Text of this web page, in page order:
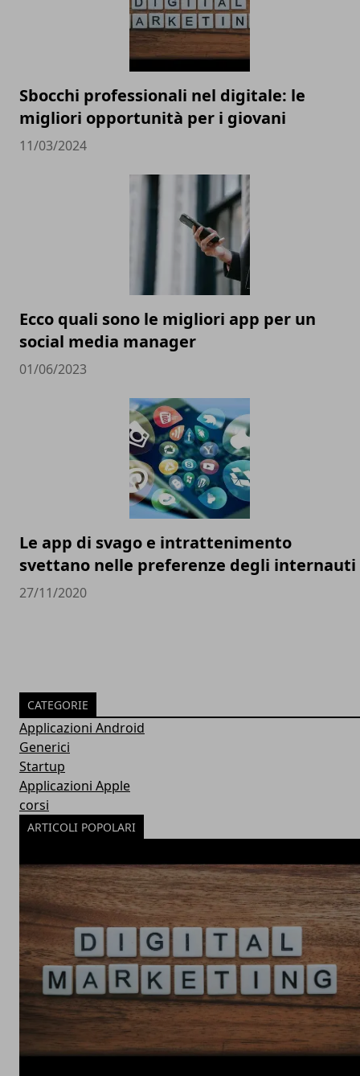
Sbocchi professionali nel digitale: le
migliori opportunità per i giovani
11/03/2024
Ecco quali sono le migliori app per un
social media manager
01/06/2023
Le app di svago e intrattenimento
svettano nelle preferenze degli internauti
27/11/2020
CATEGORIE
Applicazioni Android
Generici
Startup
Applicazioni Apple
corsi
ARTICOLI POPOLARI